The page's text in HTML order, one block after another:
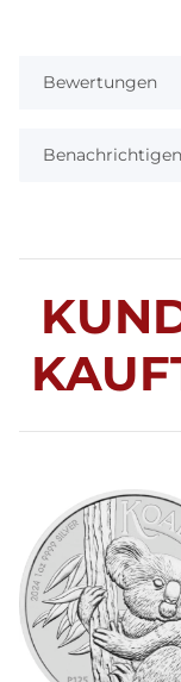
Bewertungen